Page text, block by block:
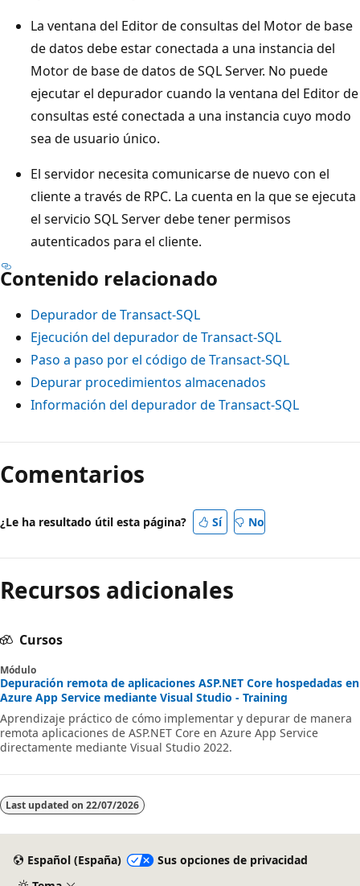
La ventana del Editor de consultas del Motor de base
de datos debe estar conectada a una instancia del
Motor de base de datos de SQL Server. No puede
ejecutar el depurador cuando la ventana del Editor de
consultas esté conectada a una instancia cuyo modo
sea de usuario único.
El servidor necesita comunicarse de nuevo con el
cliente a través de RPC. La cuenta en la que se ejecuta
el servicio SQL Server debe tener permisos
autenticados para el cliente.
Contenido relacionado
Depurador de Transact-SQL
Ejecución del depurador de Transact-SQL
Paso a paso por el código de Transact-SQL
Depurar procedimientos almacenados
Información del depurador de Transact-SQL
Comentarios
¿Le ha resultado útil esta página? Sí No
Recursos adicionales
Cursos
Módulo
Depuración remota de aplicaciones ASP.NET Core hospedadas en
Azure App Service mediante Visual Studio - Training
Aprendizaje práctico de cómo implementar y depurar de manera
remota aplicaciones de ASP.NET Core en Azure App Service
directamente mediante Visual Studio 2022.
Last updated on 22/07/2026
Español (España)
Sus opciones de privacidad